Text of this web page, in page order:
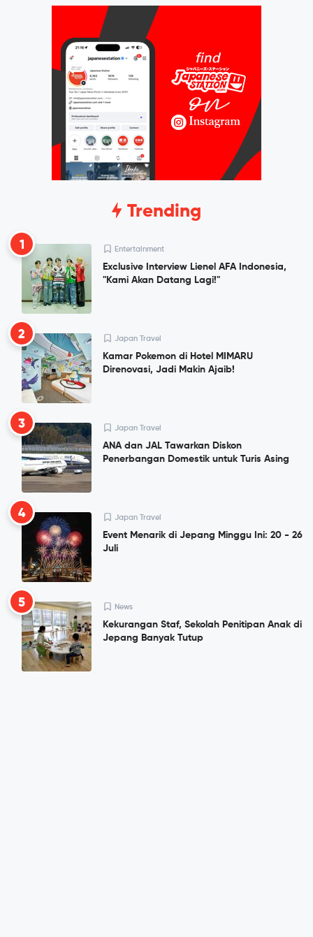
Trending
1 Entertainment
Exclusive Interview Lienel AFA Indonesia,
"Kami Akan Datang Lagi!"
2 Japan Travel
Kamar Pokemon di Hotel MIMARU
Direnovasi, Jadi Makin Ajaib!
3 Japan Travel
ANA dan JAL Tawarkan Diskon
Penerbangan Domestik untuk Turis Asing
4 Japan Travel
Event Menarik di Jepang Minggu Ini: 20 - 26
Juli
5 News
Kekurangan Staf, Sekolah Penitipan Anak di
Jepang Banyak Tutup